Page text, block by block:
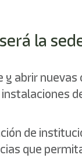
la
abrir
de
que